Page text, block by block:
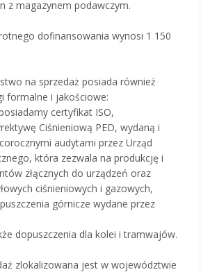
z magazynem podawczym.
dofinansowania wynosi 1 150
na sprzedaż posiada również
formalne i jakościowe:
certyfikat ISO,
Ciśnieniową PED, wydaną i
audytami przez Urząd
która zezwala na produkcję i
złącznych do urządzeń oraz
ciśnieniowych i gazowych,
górnicze wydane przez
dopuszczenia dla kolei i tramwajów.
zlokalizowana jest w województwie